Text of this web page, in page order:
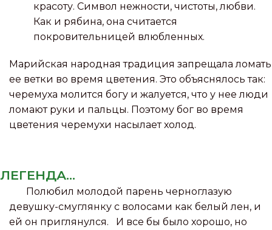
красоту. Символ нежности, чистоты, любви.
Как и рябина, она считается
покровительницей влюбленных.
Марийская народная традиция запрещала ломать
ее ветки во время цветения. Это объяснялось так:
черемуха молится богу и жалуется, что у нее люди
ломают руки и пальцы. Поэтому бог во время
цветения черемухи насылает холод.
ЛЕГЕНДА...
Полюбил молодой парень черноглазую
девушку-смуглянку с волосами как белый лен, и
ей он приглянулся. И все бы было хорошо, но